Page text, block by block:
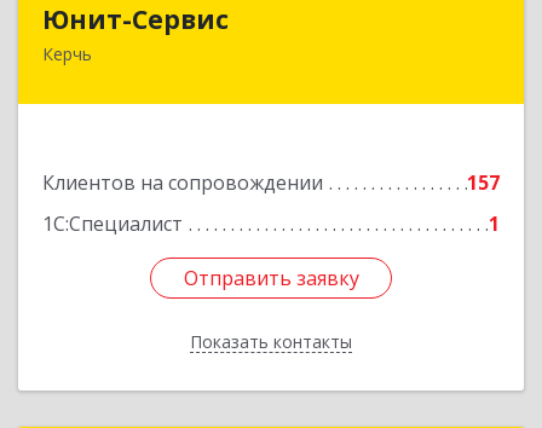
Юнит-Сервис
Керчь
Клиентов на сопровождении
157
1С:Специалист
1
Отправить заявку
Показать контакты
298300, Крым Респ, Керчь г, Кооперативный
Отправить заявку
Назад